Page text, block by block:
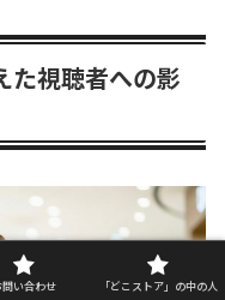
た視聴者への影
問い合わせ 「どこストア」の中の人